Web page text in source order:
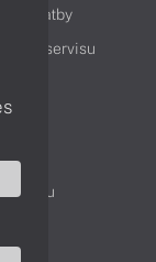
a platby
Cenník servisu
tovaru